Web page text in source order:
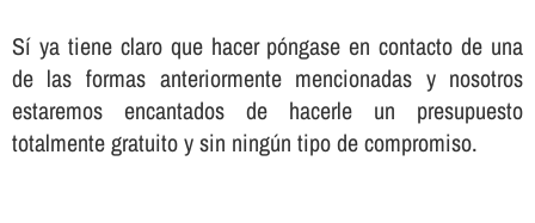
Sí ya tiene claro que hacer póngase en contacto de una
de las formas anteriormente mencionadas y nosotros
estaremos encantados de hacerle un presupuesto
totalmente gratuito y sin ningún tipo de compromiso.